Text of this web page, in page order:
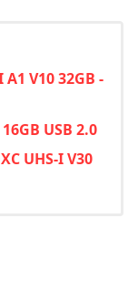
V10 32GB -
USB 2.0
UHS-I V30